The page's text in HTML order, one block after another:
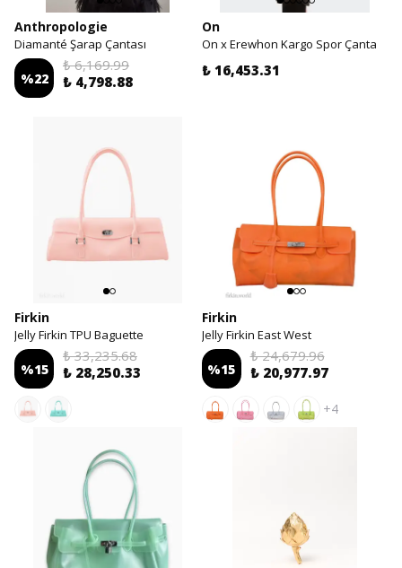
Anthropologie
Diamanté Şarap Çantası
%22
₺ 6,169.99
₺ 4,798.88
On
On x Erewhon Kargo Spor Çanta
₺ 16,453.31
Firkin
Jelly Firkin TPU Baguette
%15
₺ 33,235.68
₺ 28,250.33
Firkin
Jelly Firkin East West
%15
₺ 24,679.96
₺ 20,977.97
+4